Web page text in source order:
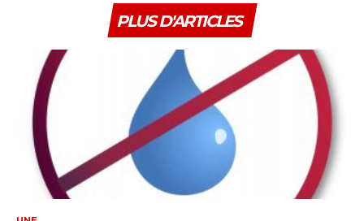
PLUS D'ARTICLES